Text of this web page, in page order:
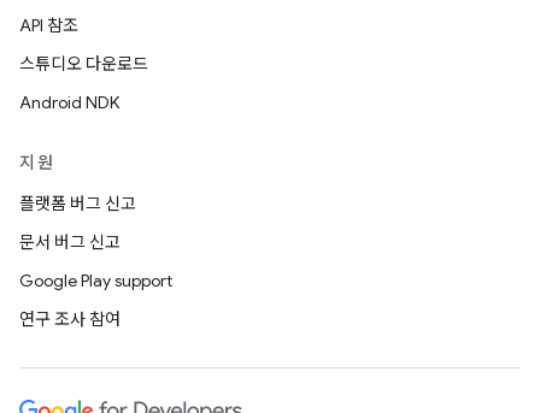
API 참조
스튜디오 다운로드
Android NDK
지원
플랫폼 버그 신고
문서 버그 신고
Google Play support
연구 조사 참여